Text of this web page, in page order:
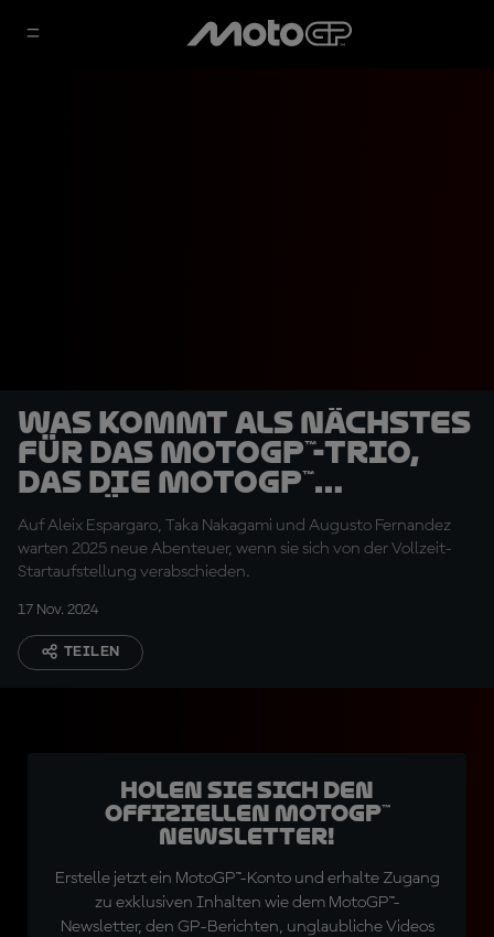
Was kommt als Nächstes
für das MotoGP™-Trio,
das die MotoGP™
verlässt?
Auf Aleix Espargaro, Taka Nakagami und Augusto Fernandez
warten 2025 neue Abenteuer, wenn sie sich von der Vollzeit-
Startaufstellung verabschieden.
17 Nov. 2024
TEILEN
Holen Sie sich den
offiziellen MotoGP™
Newsletter!
Erstelle jetzt ein MotoGP™-Konto und erhalte Zugang
zu exklusiven Inhalten wie dem MotoGP™-
Newsletter, den GP-Berichten, unglaubliche Videos